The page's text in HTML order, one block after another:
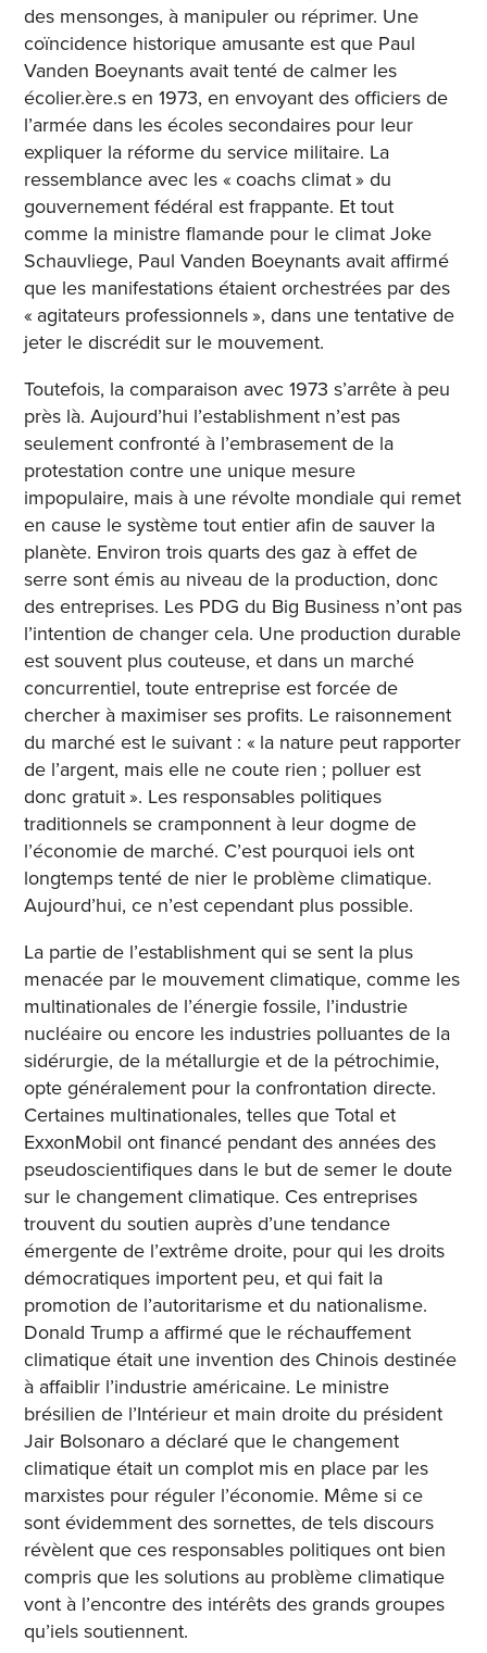
des mensonges, à manipuler ou réprimer. Une
coïncidence historique amusante est que Paul
Vanden Boeynants avait tenté de calmer les
écolier.ère.s en 1973, en envoyant des officiers de
l’armée dans les écoles secondaires pour leur
expliquer la réforme du service militaire. La
ressemblance avec les « coachs climat » du
gouvernement fédéral est frappante. Et tout
comme la ministre flamande pour le climat Joke
Schauvliege, Paul Vanden Boeynants avait affirmé
que les manifestations étaient orchestrées par des
« agitateurs professionnels », dans une tentative de
jeter le discrédit sur le mouvement.
Toutefois, la comparaison avec 1973 s’arrête à peu
près là. Aujourd’hui l’establishment n’est pas
seulement confronté à l’embrasement de la
protestation contre une unique mesure
impopulaire, mais à une révolte mondiale qui remet
en cause le système tout entier afin de sauver la
planète. Environ trois quarts des gaz à effet de
serre sont émis au niveau de la production, donc
des entreprises. Les PDG du Big Business n’ont pas
l’intention de changer cela. Une production durable
est souvent plus couteuse, et dans un marché
concurrentiel, toute entreprise est forcée de
chercher à maximiser ses profits. Le raisonnement
du marché est le suivant : « la nature peut rapporter
de l’argent, mais elle ne coute rien ; polluer est
donc gratuit ». Les responsables politiques
traditionnels se cramponnent à leur dogme de
l’économie de marché. C’est pourquoi iels ont
longtemps tenté de nier le problème climatique.
Aujourd’hui, ce n’est cependant plus possible.
La partie de l’establishment qui se sent la plus
menacée par le mouvement climatique, comme les
multinationales de l’énergie fossile, l’industrie
nucléaire ou encore les industries polluantes de la
sidérurgie, de la métallurgie et de la pétrochimie,
opte généralement pour la confrontation directe.
Certaines multinationales, telles que Total et
ExxonMobil ont financé pendant des années des
pseudoscientifiques dans le but de semer le doute
sur le changement climatique. Ces entreprises
trouvent du soutien auprès d’une tendance
émergente de l’extrême droite, pour qui les droits
démocratiques importent peu, et qui fait la
promotion de l’autoritarisme et du nationalisme.
Donald Trump a affirmé que le réchauffement
climatique était une invention des Chinois destinée
à affaiblir l’industrie américaine. Le ministre
brésilien de l’Intérieur et main droite du président
Jair Bolsonaro a déclaré que le changement
climatique était un complot mis en place par les
marxistes pour réguler l’économie. Même si ce
sont évidemment des sornettes, de tels discours
révèlent que ces responsables politiques ont bien
compris que les solutions au problème climatique
vont à l’encontre des intérêts des grands groupes
qu’iels soutiennent.